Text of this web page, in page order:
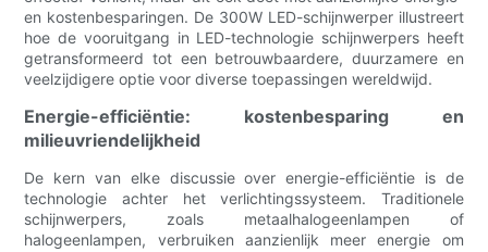
en kostenbesparingen. De 300W LED-schijnwerper illustreert
hoe de vooruitgang in LED-technologie schijnwerpers heeft
getransformeerd tot een betrouwbaardere, duurzamere en
veelzijdigere optie voor diverse toepassingen wereldwijd.
Energie-efficiëntie: kostenbesparing en
milieuvriendelijkheid
De kern van elke discussie over energie-efficiëntie is de
technologie achter het verlichtingssysteem. Traditionele
schijnwerpers, zoals metaalhalogeenlampen of
halogeenlampen, verbruiken aanzienlijk meer energie om